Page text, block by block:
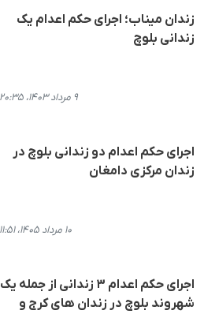
زندان میناب؛ اجرای حکم اعدام یک
زندانی بلوچ
۹ مرداد ۱۴۰۳، ۲۰:۳۵
اجرای حکم اعدام دو زندانی بلوچ در
زندان مرکزی دامغان
۱۰ مرداد ۱۴۰۵، ۱۱:۵۱
اجرای حکم اعدام ۳ زندانی از جمله یک
شهروند بلوچ در زندان های کرج و